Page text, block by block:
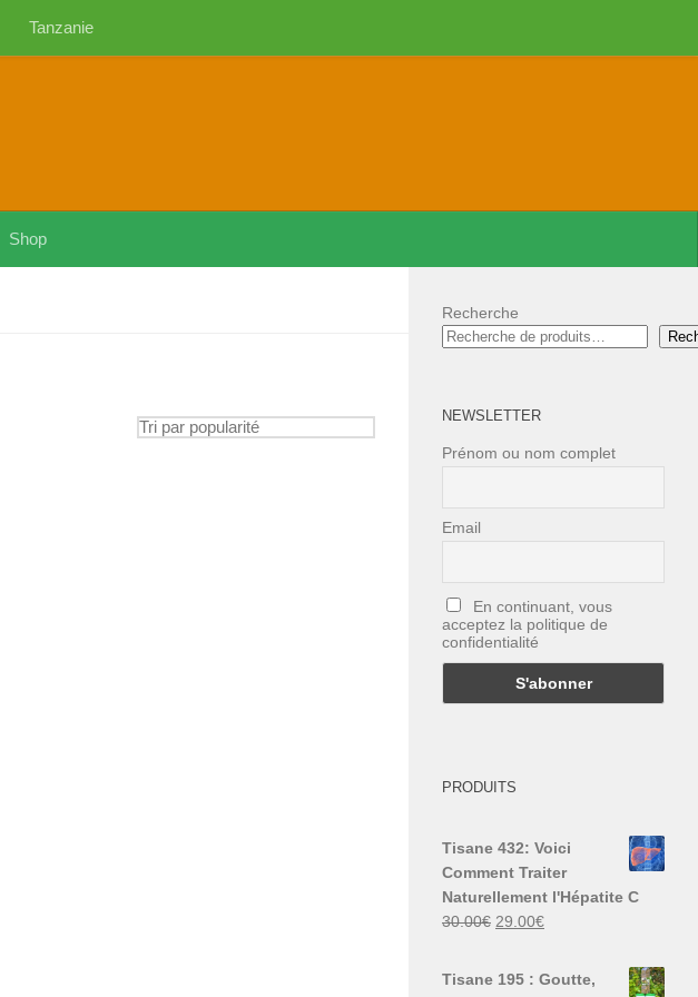
Tanzanie
Shop
Recherche
NEWSLETTER
Prénom ou nom complet
Email
En continuant, vous
acceptez la politique de
confidentialité
PRODUITS
Tisane 432: Voici
Comment Traiter
Naturellement l'Hépatite C
30.00€ Le
29.00€Le
Tisane 195 : Goutte,